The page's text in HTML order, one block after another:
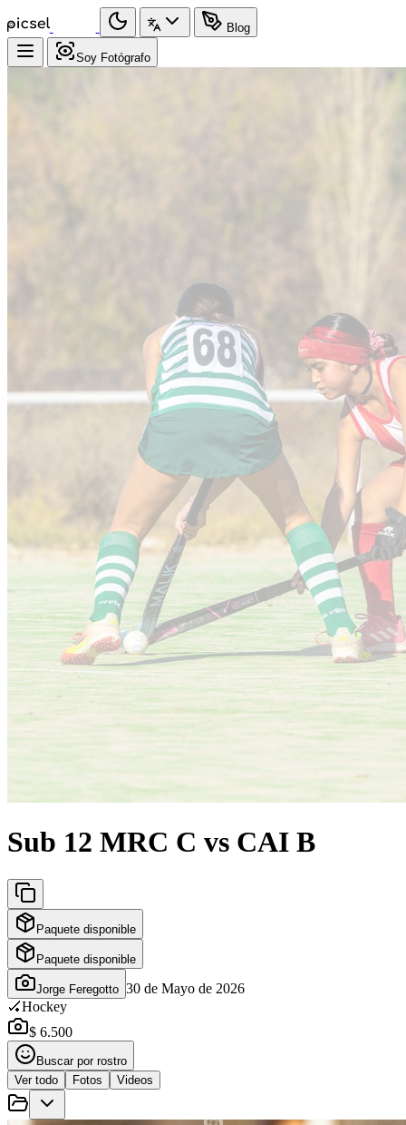
Blog
Soy Fotógrafo
Sub 12 MRC C vs CAI B
Paquete disponible
Paquete disponible
Jorge Feregotto 30 de Mayo de 2026
🏑Hockey
$ 6.500
Buscar por rostro
Ver todo
Fotos Videos